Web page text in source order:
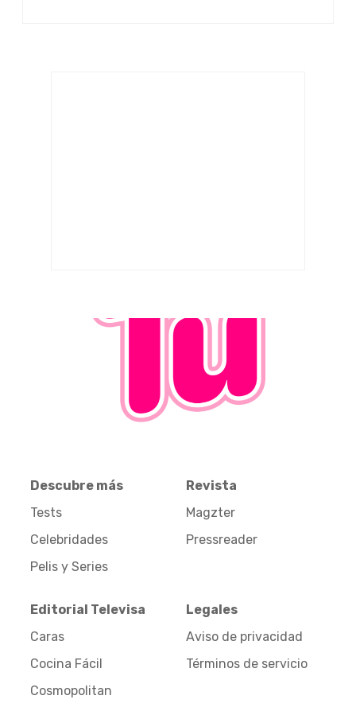
Descubre más
Tests
Celebridades
Pelis y Series
Revista
Magzter
Pressreader
Editorial Televisa
Caras
Cocina Fácil
Cosmopolitan
Legales
Aviso de privacidad
Términos de servicio